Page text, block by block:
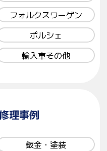
フォルクスワーゲン
ポルシェ
輸入車その他
理事例
鈑金・塗装